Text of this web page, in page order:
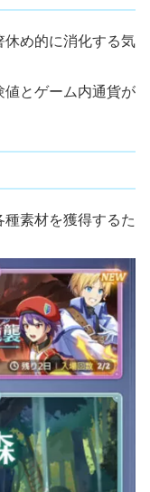
休め的に消化する気
値とゲーム内通貨が
素材を獲得するた